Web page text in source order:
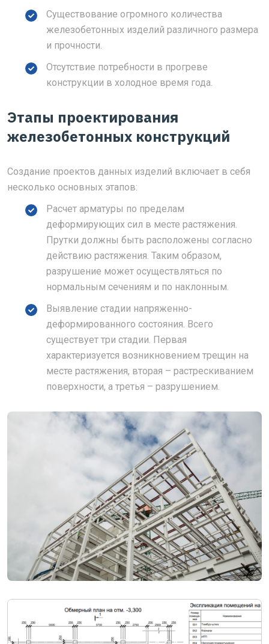
Существование огромного количества
железобетонных изделий различного размера
и прочности.
Отсутствие потребности в прогреве
конструкции в холодное время года.
Этапы проектирования
железобетонных конструкций
Создание проектов данных изделий включает в себя
несколько основных этапов:
Расчет арматуры по пределам
деформирующих сил в месте растяжения.
Прутки должны быть расположены согласно
действию растяжения. Таким образом,
разрушение может осуществляться по
нормальным сечениям и по наклонным.
Выявление стадии напряженно-
деформированного состояния. Всего
существует три стадии. Первая
характеризуется возникновением трещин на
месте растяжения, вторая – растрескиванием
поверхности, а третья – разрушением.